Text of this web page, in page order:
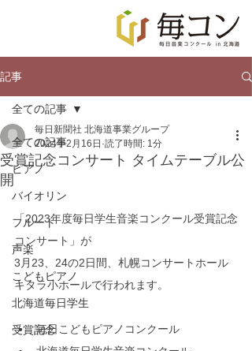
記事
全ての記事
ピアノ
バイオリン
フルート
声楽
こどもピアノ
北海道毎日学生
受賞記念
全ての記事
受賞記念コンサート タイムテーブル公
開
毎日新聞社 北海道事業グループ
2024年2月16日 読了時間: 1分
「2023年度毎日学生音楽コンクール受賞記念
コンサート」が
3月23、24の2日間、札幌コンサートホール
キタラ小ホールで行われます。
毎日こどもピアノコンクール